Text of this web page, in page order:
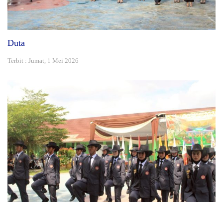
Duta
Terbit : Jumat, 1 Mei 2026